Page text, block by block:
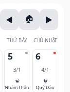
THỨ BẢY CHỦ NHẬT
5
3/1
🐒
Nhâm Thân
6
4/1
🐓
Quý Dậu